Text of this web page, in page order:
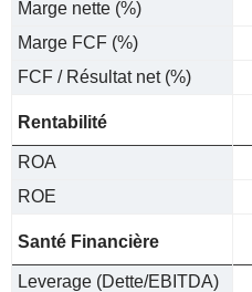
Marge nette (%)
Marge FCF (%)
FCF / Résultat net (%)
Rentabilité
ROA
ROE
Santé Financière
Leverage (Dette/EBITDA)